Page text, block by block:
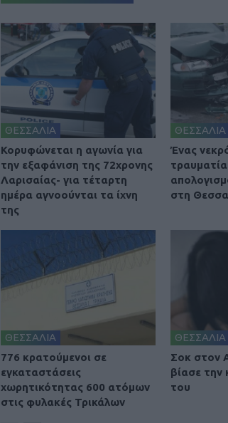
ΘΕΣΣΑΛΙΑ
Κορυφώνεται η αγωνία για
την εξαφάνιση της 72χρονης
Λαρισαίας- για τέταρτη
ημέρα αγνοούνται τα ίχνη
της
ΘΕΣΣΑΛΙΑ
Ένας
στη
ΘΕΣΣΑΛΙΑ
776 κρατούμενοι σε
εγκαταστάσεις
χωρητικότητας 600 ατόμων
στις φυλακές Τρικάλων
ΘΕΣΣΑΛΙΑ
Σοκ στον
βίασε την
του